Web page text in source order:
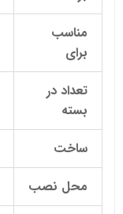
مناسب
برای
تعداد در
بسته
ساخت
محل نصب